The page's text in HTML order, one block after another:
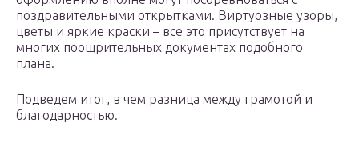
поздравительными открытками. Виртуозные узоры,
цветы и яркие краски – все это присутствует на
многих поощрительных документах подобного
плана.
Подведем итог, в чем разница между грамотой и
благодарностью.